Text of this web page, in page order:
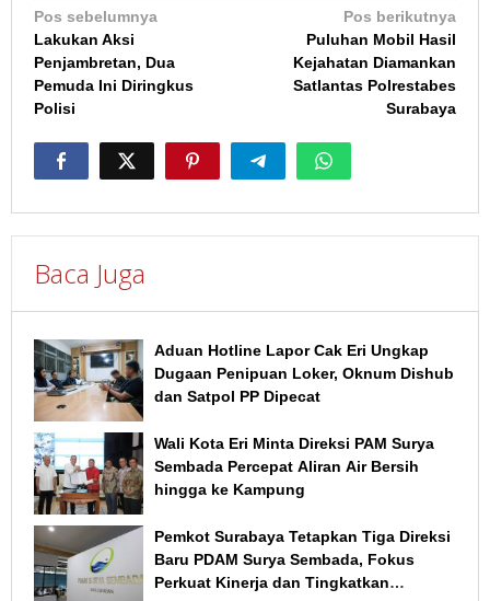
Navigasi
pos
Pos sebelumnya
Lakukan Aksi
Penjambretan, Dua
Pemuda Ini Diringkus
Polisi
Pos berikutnya
Puluhan Mobil Hasil
Kejahatan Diamankan
Satlantas Polrestabes
Surabaya
Baca Juga
Aduan Hotline Lapor Cak Eri Ungkap
Dugaan Penipuan Loker, Oknum Dishub
dan Satpol PP Dipecat
Wali Kota Eri Minta Direksi PAM Surya
Sembada Percepat Aliran Air Bersih
hingga ke Kampung
Pemkot Surabaya Tetapkan Tiga Direksi
Baru PDAM Surya Sembada, Fokus
Perkuat Kinerja dan Tingkatkan